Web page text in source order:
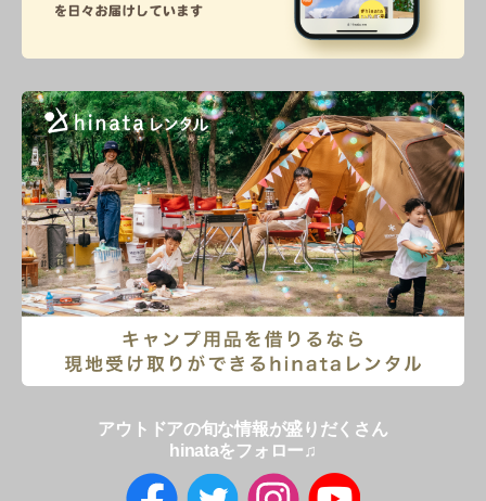
アウトドアの旬な情報が盛りだくさん
hinataをフォロー♫